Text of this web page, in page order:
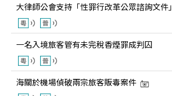
大律師公會支持「性罪行改革公眾諮詢文件」
一名入境旅客管有未完稅香煙罪成判囚
海關於機場偵破兩宗旅客販毒案件